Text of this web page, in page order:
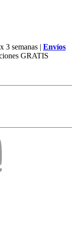
3 semanas | Envíos
GRATIS